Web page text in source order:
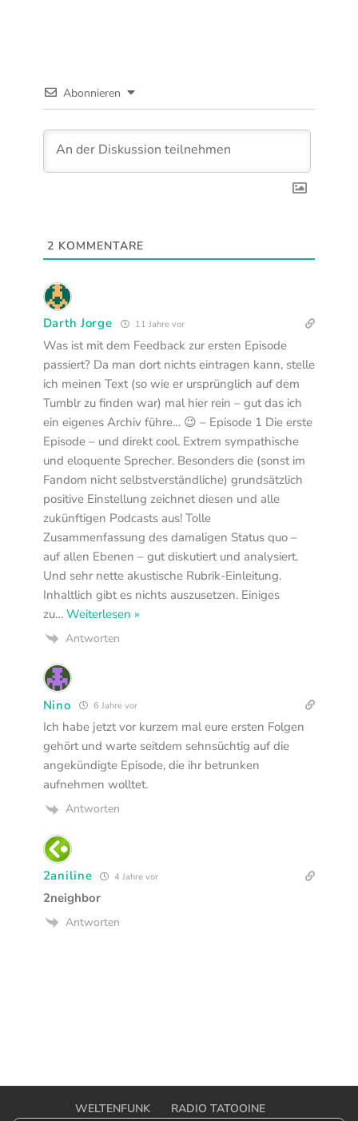
Abonnieren
2 KOMMENTARE
Darth Jorge 11 Jahre vor
Was ist mit dem Feedback zur ersten Episode
passiert? Da man dort nichts eintragen kann, stelle
ich meinen Text (so wie er ursprünglich auf dem
Tumblr zu finden war) mal hier rein – gut das ich
ein eigenes Archiv führe… 😉 – Episode 1 Die erste
Episode – und direkt cool. Extrem sympathische
und eloquente Sprecher. Besonders die (sonst im
Fandom nicht selbstverständliche) grundsätzlich
positive Einstellung zeichnet diesen und alle
zukünftigen Podcasts aus! Tolle
Zusammenfassung des damaligen Status quo –
auf allen Ebenen – gut diskutiert und analysiert.
Und sehr nette akustische Rubrik-Einleitung.
Inhaltlich gibt es nichts auszusetzen. Einiges
zu… Weiterlesen »
Antworten
Nino 6 Jahre vor
Ich habe jetzt vor kurzem mal eure ersten Folgen
gehört und warte seitdem sehnsüchtig auf die
angekündigte Episode, die ihr betrunken
aufnehmen wolltet.
Antworten
2aniline 4 Jahre vor
2neighbor
Antworten
WELTENFUNK RADIO TATOOINE